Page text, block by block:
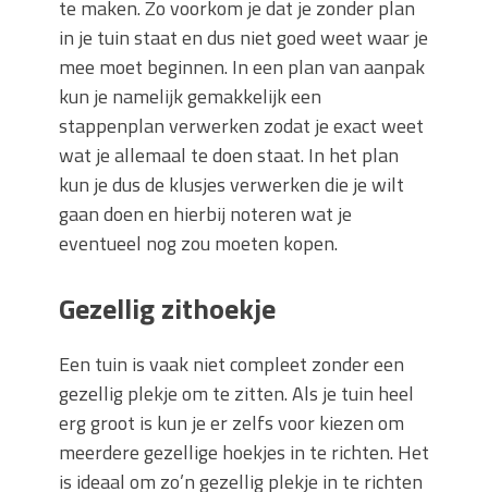
te maken. Zo voorkom je dat je zonder plan
in je tuin staat en dus niet goed weet waar je
mee moet beginnen. In een plan van aanpak
kun je namelijk gemakkelijk een
stappenplan verwerken zodat je exact weet
wat je allemaal te doen staat. In het plan
kun je dus de klusjes verwerken die je wilt
gaan doen en hierbij noteren wat je
eventueel nog zou moeten kopen.
Gezellig zithoekje
Een tuin is vaak niet compleet zonder een
gezellig plekje om te zitten. Als je tuin heel
erg groot is kun je er zelfs voor kiezen om
meerdere gezellige hoekjes in te richten. Het
is ideaal om zo’n gezellig plekje in te richten